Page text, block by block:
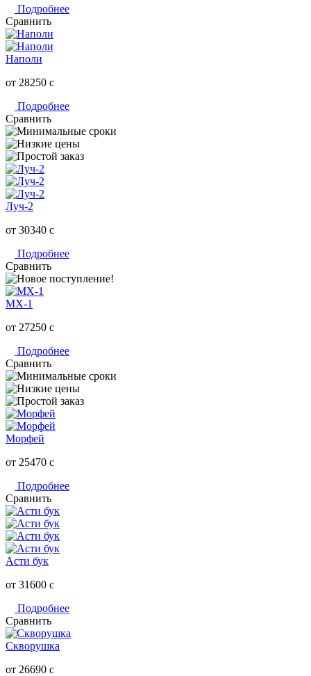
Подробнее
Сравнить
Наполи
от 28250 c
Подробнее
Сравнить
Луч-2
от 30340 c
Подробнее
Сравнить
МХ-1
от 27250 c
Подробнее
Сравнить
Морфей
от 25470 c
Подробнее
Сравнить
Асти бук
от 31600 c
Подробнее
Сравнить
Скворушка
от 26690 c